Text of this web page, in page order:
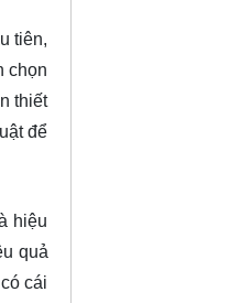
tiên,
chọn
thiết
để
hiệu
quả
cái